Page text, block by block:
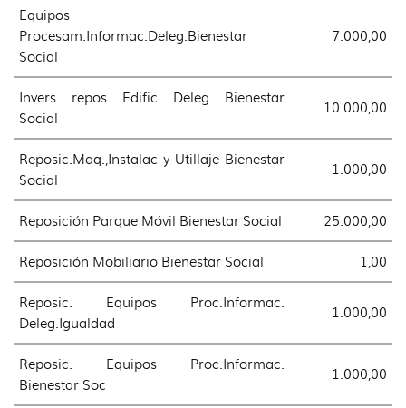
Equipos
Procesam.Informac.Deleg.Bienestar
Social
7.000,00
Invers. repos. Edific. Deleg. Bienestar
Social
10.000,00
Reposic.Maq.,Instalac y Utillaje Bienestar
Social
1.000,00
Reposición Parque Móvil Bienestar Social 25.000,00
Reposición Mobiliario Bienestar Social 1,00
Reposic. Equipos Proc.Informac.
Deleg.Igualdad
1.000,00
Reposic. Equipos Proc.Informac.
Bienestar Soc
1.000,00